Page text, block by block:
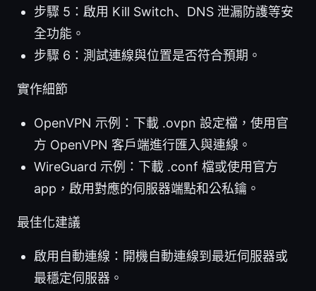
步驟 5：啟用 Kill Switch、DNS 泄漏防護等安
全功能。
步驟 6：測試連線與位置是否符合預期。
實作細節
OpenVPN 示例：下載 .ovpn 設定檔，使用官
方 OpenVPN 客戶端進行匯入與連線。
WireGuard 示例：下載 .conf 檔或使用官方
app，啟用對應的伺服器端點和公私鑰。
最佳化建議
啟用自動連線：開機自動連線到最近伺服器或
最穩定伺服器。